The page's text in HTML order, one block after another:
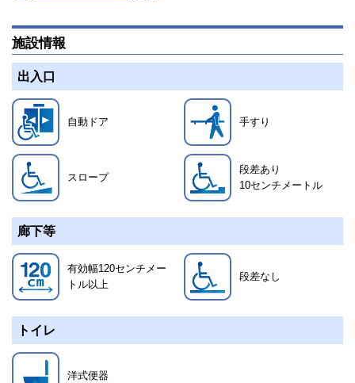
施設情報
出入口
自動ドア 手すり
スロープ
段差あり
10センチメートル
廊下等
有効幅120センチメー
トル以上
段差なし
トイレ
洋式便器